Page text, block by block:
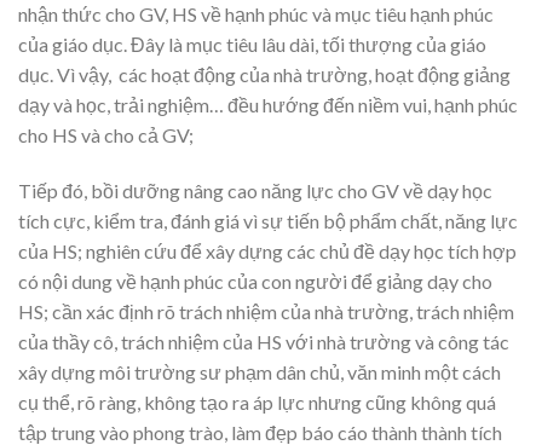
nhận thức cho GV, HS về hạnh phúc và mục tiêu hạnh phúc
của giáo dục. Đây là mục tiêu lâu dài, tối thượng của giáo
dục. Vì vậy, các hoạt động của nhà trường, hoạt động giảng
dạy và học, trải nghiệm… đều hướng đến niềm vui, hạnh phúc
cho HS và cho cả GV;
Tiếp đó, bồi dưỡng nâng cao năng lực cho GV về dạy học
tích cực, kiểm tra, đánh giá vì sự tiến bộ phẩm chất, năng lực
của HS; nghiên cứu để xây dựng các chủ đề dạy học tích hợp
có nội dung về hạnh phúc của con người để giảng dạy cho
HS; cần xác định rõ trách nhiệm của nhà trường, trách nhiệm
của thầy cô, trách nhiệm của HS với nhà trường và công tác
xây dựng môi trường sư phạm dân chủ, văn minh một cách
cụ thể, rõ ràng, không tạo ra áp lực nhưng cũng không quá
tập trung vào phong trào, làm đẹp báo cáo thành thành tích